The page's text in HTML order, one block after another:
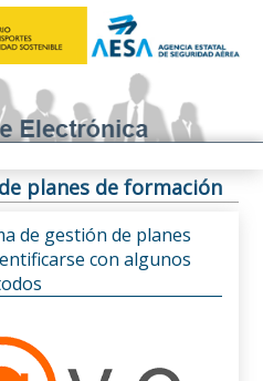
planes de formación
de gestión de planes
con algunos